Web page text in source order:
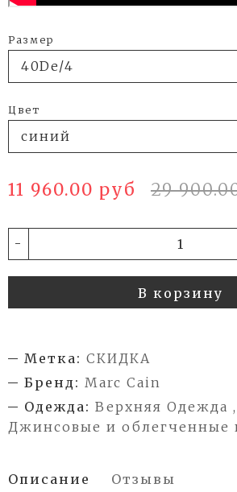
Размер
Цвет
11 960.00 руб 29
-
В корзину
Метка: СКИДКА
Бренд: Marc Cain
Одежда: Верхняя Одежда
Джинсовые и облегченные
Описание Отзывы